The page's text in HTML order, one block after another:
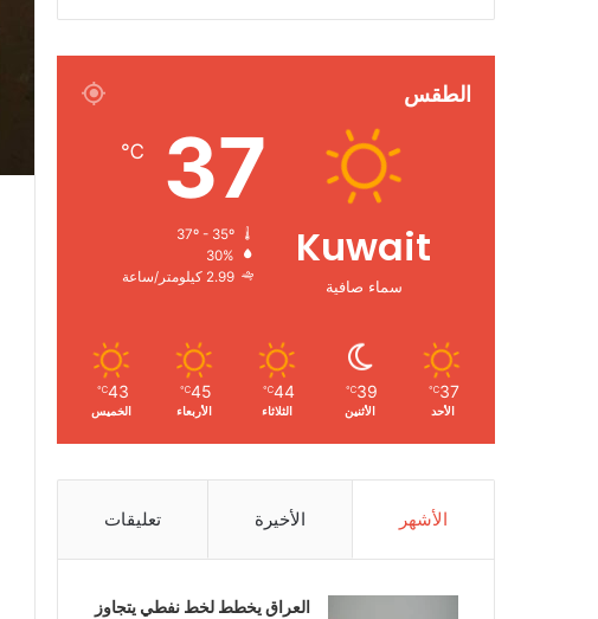
الطقس
Kuwait
سماء صافية
37
℃
30%
2.99 كيلومتر/ساعة
37
℃
الأحد
39
℃
الأثنين
44
℃
الثلاثاء
45
℃
الأربعاء
43
℃
الخميس
الأشهر الأخيرة تعليقات
العراق يخطط لخط نفطي يتجاوز